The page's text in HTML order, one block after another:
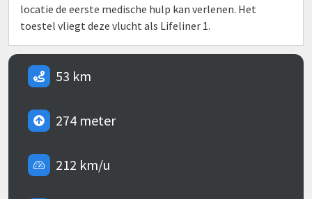
locatie de eerste medische hulp kan verlenen. Het
toestel vliegt deze vlucht als Lifeliner 1.
53 km
274 meter
212 km/u